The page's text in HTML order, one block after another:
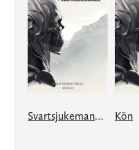
Svartsjukemannen Kön